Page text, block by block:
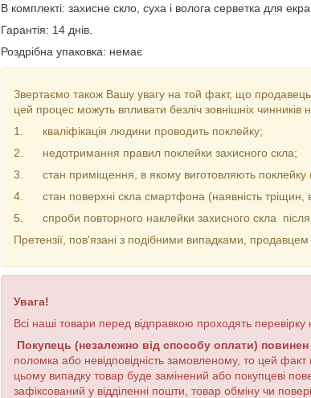
В комплекті: захисне скло, суха і волога серветка для
Гарантія: 14 днів.
Роздрібна упаковка: немає
Звертаємо також Вашу увагу на той факт, що продавець
цей процес можуть впливати безліч зовнішніх
1. кваліфікація людини проводить поклейку;
2. недотримання правил поклейки захисного скла;
3. стан приміщення, в якому виготовляють поклейку
4. стан поверхні скла смартфона (наявність тріщин,
5. спроби повторного наклейки захисного скла після
Претензії, пов'язані з подібними випадками, продавцем
Увага!
Всі наші товари перед відправкою проходять перевірку
Покупець (незалежно від способу оплати) повинен
поломка або невідповідність замовленому, то цей
цьому випадку товар буде замінений або покупцеві
зафіксований у відділенні пошти, товар обміну чи